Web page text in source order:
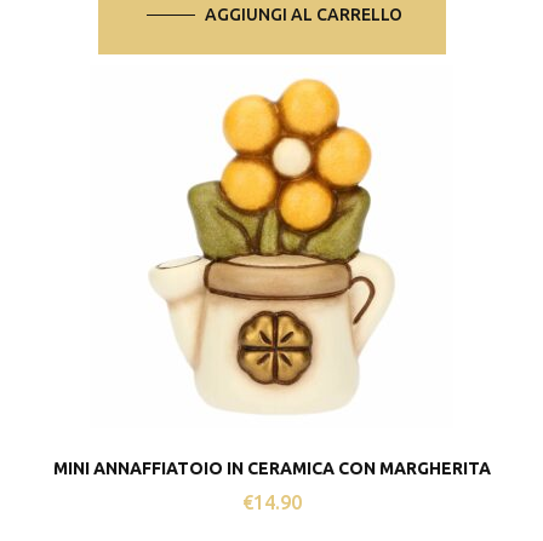
AGGIUNGI AL CARRELLO
MINI ANNAFFIATOIO IN CERAMICA CON MARGHERITA
€14.90